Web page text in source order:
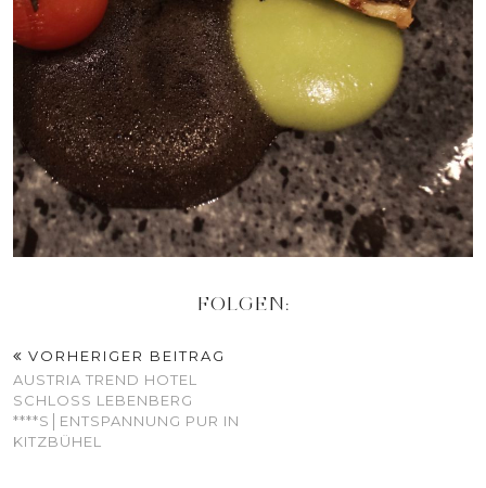
FOLGEN:
VORHERIGER BEITRAG
AUSTRIA TREND HOTEL
SCHLOSS LEBENBERG
****S│ENTSPANNUNG PUR IN
KITZBÜHEL